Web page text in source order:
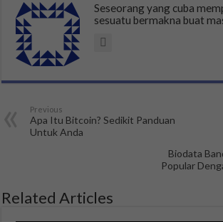
Seseorang yang cuba
sesuatu bermakna buat
Previous
Apa Itu Bitcoin? Sedikit Panduan
Untuk Anda
Biodata
Popular
Related Articles